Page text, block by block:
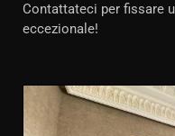
Contattateci per fissare
eccezionale!